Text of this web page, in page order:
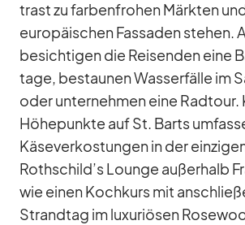
trast zu far­ben­fro­hen Märk­ten
eu­ro­päi­schen Fas­sa­den ste­hen.
be­sich­ti­gen die Rei­sen­den eine
tage, be­stau­nen Was­ser­fälle im
oder un­ter­neh­men eine Rad­tour.
Hö­he­punkte auf St. Barts
Kä­se­ver­kos­tun­gen in der
Rothschild’s Lounge au­ßer­halb
wie ei­nen Koch­kurs mit
Strand­tag im lu­xu­riö­sen